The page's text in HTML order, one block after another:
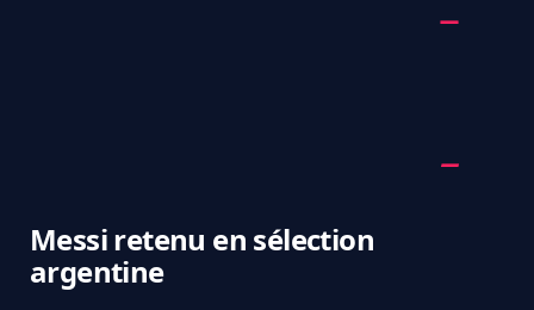
Messi retenu en sélection
argentine